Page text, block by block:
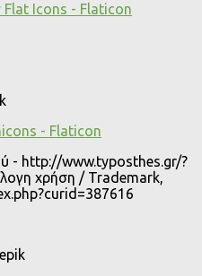
Icons - Flaticon
- Flaticon
- http://www.typosthes.gr/?
χρήση / Trademark,